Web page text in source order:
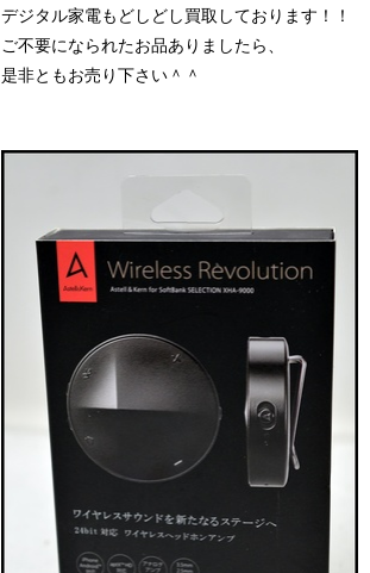
デジタル家電もどしどし買取しております！！
ご不要になられたお品ありましたら、
是非ともお売り下さい＾＾